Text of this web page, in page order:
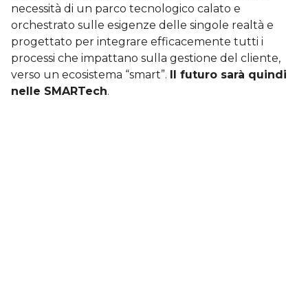
necessità di un parco tecnologico calato e
orchestrato sulle esigenze delle singole realtà e
progettato per integrare efficacemente tutti i
processi che impattano sulla gestione del cliente,
verso un ecosistema “smart”.
Il futuro sarà quindi
nelle SMARTech.